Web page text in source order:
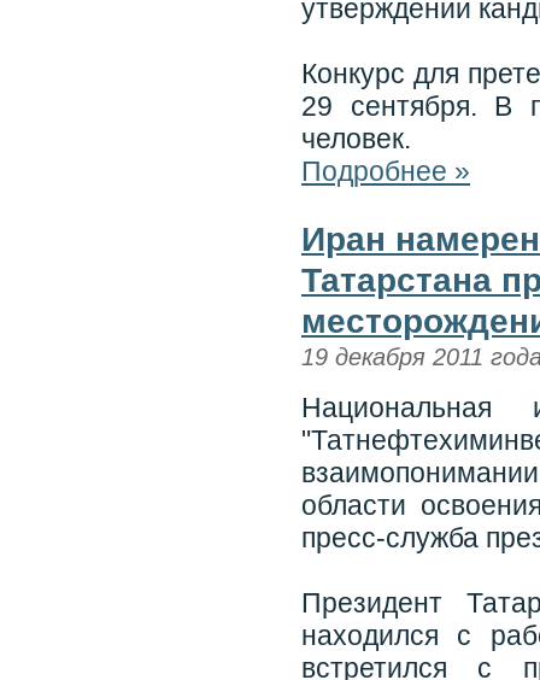
утверждении
Конкурс для
29 сентября. В
человек.
Подробнее »
Иран
Татарстана
19 декабря 2011
области
пресс-служба
Президент
находился с
встретился с